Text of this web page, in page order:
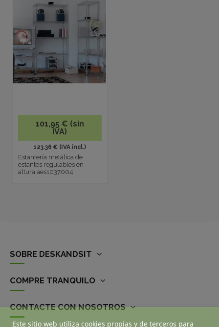
101,95 € (sin
IVA)
123.36 € (IVA incl.)
Estantería metálica de
estantes regulables en
altura aes1037004
SOBRE DESKANDSIT
COMPRE TRANQUILO
CONTACTE CON NOSOTROS
Este sitio web utiliza cookies propias y de terceros para